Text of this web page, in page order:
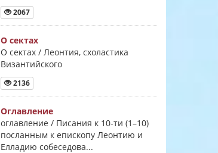
2067
О сектах
О сектах / Леонтия, схоластика
Византийского
2136
Оглавление
оглавление / Писания к 10-ти (1–10)
посланным к епископу Леонтию и
Елладию собеседова...